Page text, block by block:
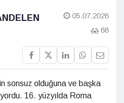
05.07.2026
68
sonsuz olduğuna ve başka
16. yüzyılda Roma